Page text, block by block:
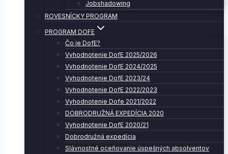
Jobshadowing
ROVESNÍCKY PROGRAM
PROGRAM DOFE
Čo je DofE?
Vyhodnotenie DofE 2025/2026
Vyhodnotenie DofE 2024/2025
Vyhodnotenie DofE 2023/24
Vyhodnotenie DofE 2022/2023
Vyhodnotenie Dofe 2021/2022
DOBRODRUŽNÁ EXPEDÍCIA 2020
Vyhodnotenie DofE 2020/21
Dobrodružná expedícia
Slávnostné oceňovanie úspešných absolventov